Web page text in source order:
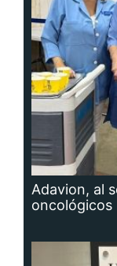
Adavion, al
oncológicos